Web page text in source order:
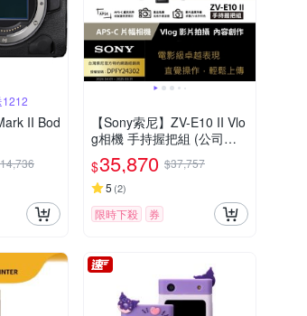
1212
II Bod
【Sony索尼】ZV-E10 II Vlo
g相機 手持握把組 (公司貨
保固18+6個月)
$35,870 $37,757
5 (2)
限時下殺 券